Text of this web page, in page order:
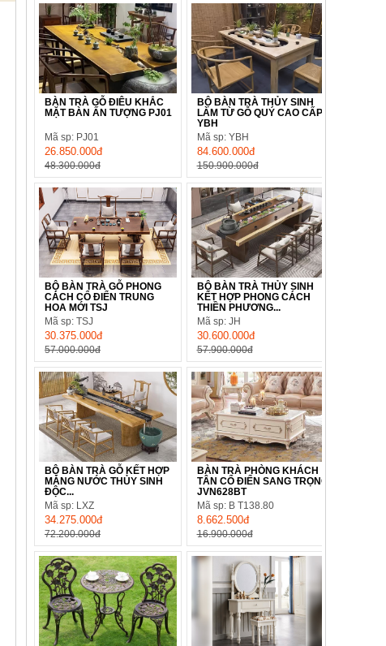
BÀN TRÀ GỖ ĐIÊU KHẮC
MẶT BÀN ẤN TƯỢNG PJ01
Mã sp: PJ01
26.850.000đ
48.300.000đ
BỘ BÀN TRÀ THỦY SINH
LÀM TỪ GỖ QUÝ CAO CẤP
YBH
Mã sp: YBH
84.600.000đ
150.900.000đ
BỘ BÀN TRÀ GỖ PHONG
CÁCH CỔ ĐIỂN TRUNG
HOA MỚI TSJ
Mã sp: TSJ
30.375.000đ
57.000.000đ
BỘ BÀN TRÀ THỦY SINH
KẾT HỢP PHONG CÁCH
THIỀN PHƯƠNG...
Mã sp: JH
30.600.000đ
57.900.000đ
BỘ BÀN TRÀ GỖ KẾT HỢP
MÁNG NƯỚC THỦY SINH
ĐỘC...
Mã sp: LXZ
34.275.000đ
72.200.000đ
BÀN TRÀ PHÒNG KHÁCH
TÂN CỔ ĐIỂN SANG TRỌNG
JVN628BT
Mã sp: B T138.80
8.662.500đ
16.900.000đ